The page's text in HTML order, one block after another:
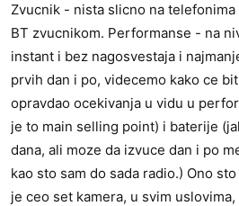
Zvucnik - nista slicno na
BT zvucnikom. Performanse - na
instant i bez nagosvestaja i
prvih dan i po, videcemo kako ce
opravdao ocekivanja u vidu u
je to main selling point) i baterije
dana, ali moze da izvuce dan i po
kao sto sam do sada radio.) Ono
je ceo set kamera, u svim